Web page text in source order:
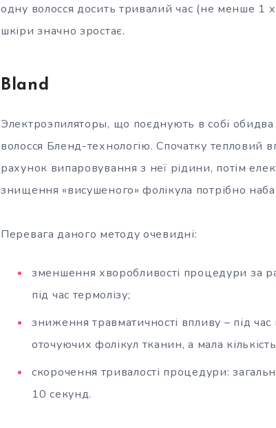
одну волосся досить тривалий час (не менше 1
шкіри значно зростає.
Bland
Электроэпиляторы, що поєднують в собі
волосся Бленд-технологію. Спочатку тепловий
рахунок випаровування з неї рідини, потім
знищення «висушеного» фолікула потрібно
Перевага даного методу очевидні:
зменшення хворобливості процедури за
під час термолізу;
зниження травматичності впливу – під час
оточуючих фолікул тканин, а мала
скорочення тривалості процедури:
10 секунд.